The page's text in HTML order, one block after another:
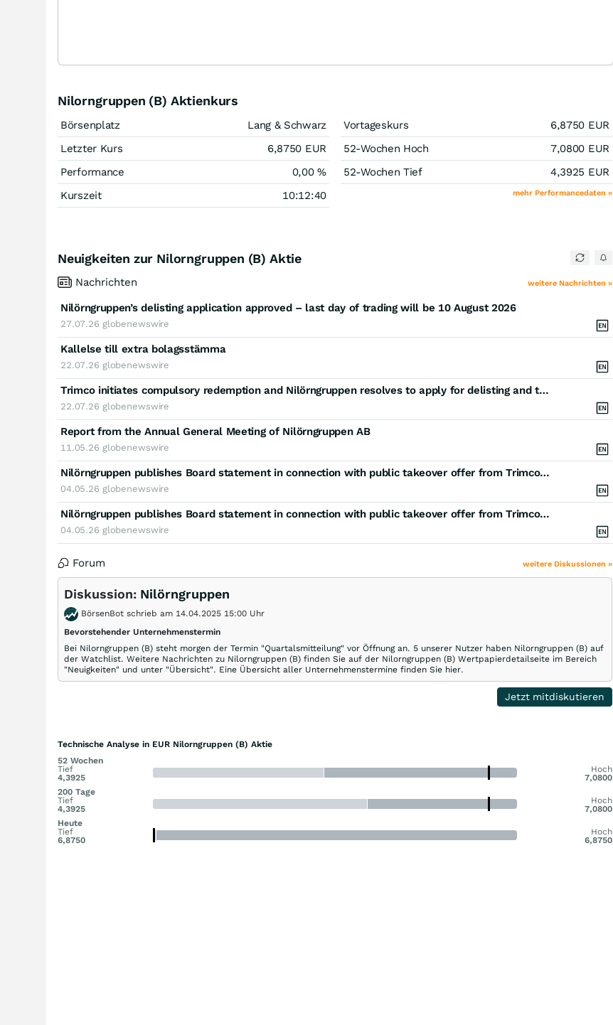
Nilorngruppen (B) Aktienkurs
Börsenplatz
Lang & Schwarz
Letzter Kurs
6,8750 EUR
Performance
0,00%
Kurszeit
10:12:40
Vortageskurs 6,8750 EUR
52-Wochen Hoch
7,0800 EUR
52-Wochen Tief
4,3925 EUR
mehr Performancedaten »
Neuigkeiten zur Nilorngruppen (B) Aktie
Nachrichten weitere Nachrichten »
Nilörngruppen’s delisting application approved – last day of trading will be 10 August 2026
27.07.26 globenewswire
Kallelse till extra bolagsstämma
22.07.26 globenewswire
Trimco initiates compulsory redemption and Nilörngruppen resolves to apply for delisting and to convene an extraordinary general meeting
22.07.26 globenewswire
Report from the Annual General Meeting of Nilörngruppen AB
11.05.26 globenewswire
Nilörngruppen publishes Board statement in connection with public takeover offer from Trimco Group Updated - change of position of footnote 1 in text
04.05.26 globenewswire
Nilörngruppen publishes Board statement in connection with public takeover offer from Trimco Group
04.05.26 globenewswire
Forum weitere Diskussionen »
Diskussion: Nilörngruppen
BörsenBot schrieb am 14.04.2025 15:00 Uhr
Bevorstehender Unternehmenstermin
Bei Nilorngruppen (B) steht morgen der Termin "Quartalsmitteilung" vor Öffnung an. 5 unserer Nutzer haben Nilorngruppen (B) auf
der Watchlist. Weitere Nachrichten zu Nilorngruppen (B) finden Sie auf der Nilorngruppen (B) Wertpapierdetailseite im Bereich
"Neuigkeiten" und unter "Übersicht". Eine Übersicht aller Unternehmenstermine finden Sie hier.
Jetzt mitdiskutieren
Technische Analyse in EUR Nilorngruppen (B) Aktie
52 Wochen
Tief
4,3925
Hoch
7,0800
200 Tage
Tief
4,3925
Hoch
7,0800
Heute
Tief
6,8750
Hoch
6,8750